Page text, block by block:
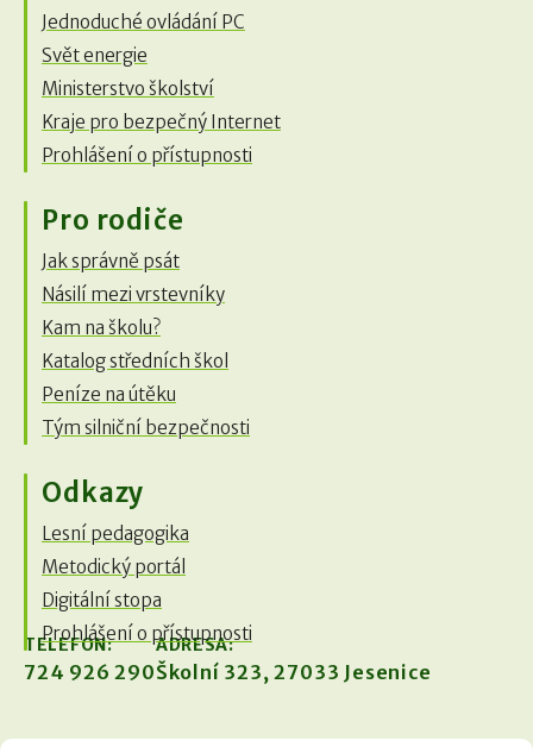
Jednoduché ovládání PC
Svět energie
Ministerstvo školství
Kraje pro bezpečný Internet
Prohlášení o přístupnosti
Pro rodiče
Jak správně psát
Násilí mezi vrstevníky
Kam na školu?
Katalog středních škol
Peníze na útěku
Tým silniční bezpečnosti
Odkazy
Lesní pedagogika
Metodický portál
Digitální stopa
Prohlášení o přístupnosti
TELEFON:
724 926 290
ADRESA:
Školní 323, 27033 Jesenice